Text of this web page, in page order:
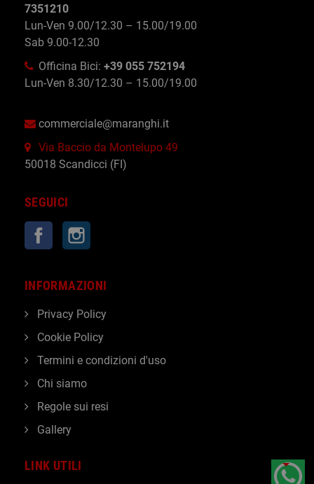
7351210
Lun-Ven 9.00/12.30 – 15.00/19.00
Sab 9.00-12.30
Officina Bici: +39 055 752194
Lun-Ven 8.30/12.30 – 15.00/19.00
commerciale@maranghi.it
Via Baccio da Montelupo 49
50018 Scandicci (FI)
SEGUICI
Facebook
LINK UTILI
INFORMAZIONI
Privacy Policy
Cookie Policy
Termini e condizioni d'uso
Chi siamo
Regole sui resi
Gallery